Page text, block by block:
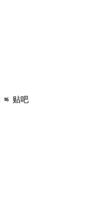
贴吧